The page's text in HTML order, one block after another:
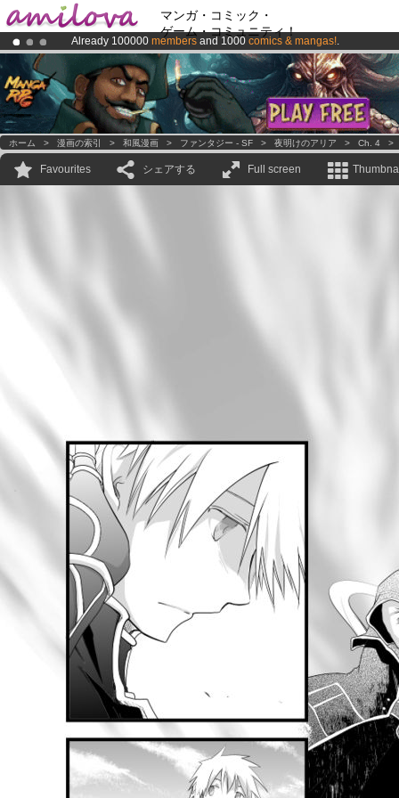
マンガ・コミック・
ゲーム・コミュニティ！
Already 100000 members and 1000 comics & mangas!.
Premium membership from3.95 eurosper month !Get membership
AmilovaKickstarter is now LIVE!.
ホーム > 漫画の索引 > 和風漫画 > ファンタジー - SF > 夜明けのアリア > Ch. 4
Favourites シェアする Full screen